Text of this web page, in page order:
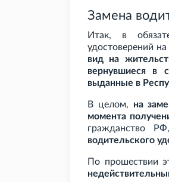
Замена
Итак, в
удостоверений
вид на
вернувшиеся в
выданные в
В целом, на
момента
гражданство
водительского
По прошествии